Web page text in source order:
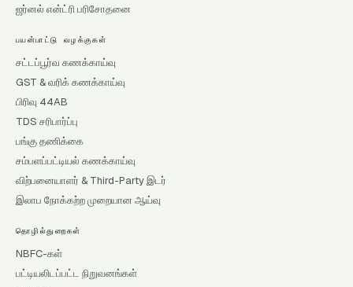
ஜர்னல் என்ட்ரி பரிசோதனை
பயன்பாட்டு வழக்குகள்
சட்டப்பூர்வ கணக்காய்வு
GST & வரிக் கணக்காய்வு
பிரிவு 44AB
TDS சரிபார்ப்பு
பங்கு தணிக்கை
சம்பளப்பட்டியல் கணக்காய்வு
விற்பனையாளர் & Third-Party இடர்
இலாப நோக்கற்ற முறையான ஆய்வு
தொழில்துறைகள்
NBFC-கள்
பட்டியலிடப்பட்ட நிறுவனங்கள்